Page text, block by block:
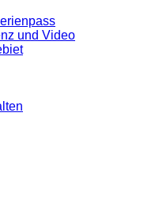
und Video